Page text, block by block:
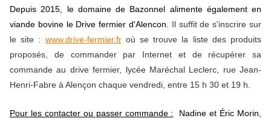
Depuis 2015, le domaine de Bazonnel alimente également en
viande bovine le Drive fermier d'Alencon.
Il suffit de s'inscrire sur
le site : www.drive-fermier.fr où se trouve la liste des produits
proposés, de commander par Internet et de récupérer sa
commande au drive fermier, lycée Maréchal Leclerc, rue Jean-
Henri-Fabre à Alençon chaque vendredi, entre 15 h 30 et 19 h.
Pour les contacter ou passer commande : Nadine et Éric Morin,